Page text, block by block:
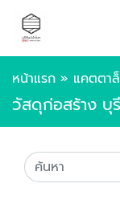
หน้าแรก » แคตตา
วัสดุก่อสร้าง บุ